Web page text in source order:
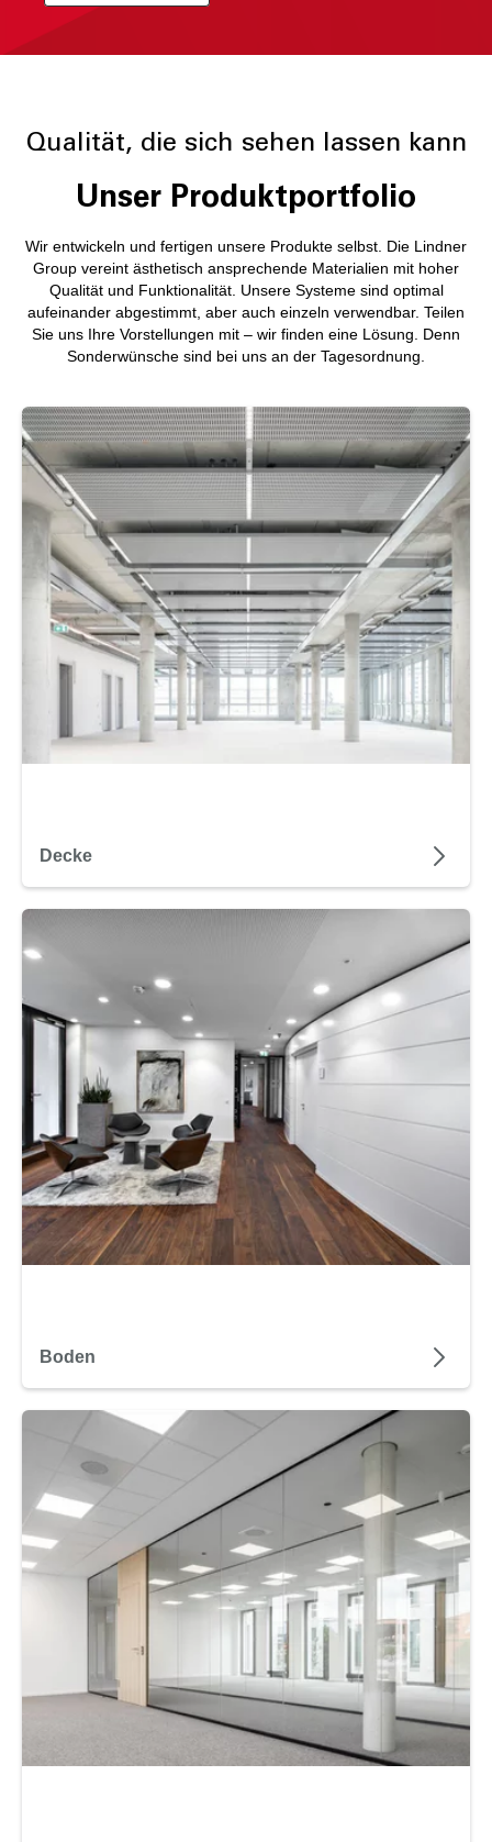
Qualität, die sich sehen lassen kann
Unser Produktportfolio
Wir entwickeln und fertigen unsere Produkte selbst. Die Lindner
Group vereint ästhetisch ansprechende Materialien mit hoher
Qualität und Funktionalität. Unsere Systeme sind optimal
aufeinander abgestimmt, aber auch einzeln verwendbar. Teilen
Sie uns Ihre Vorstellungen mit – wir finden eine Lösung. Denn
Sonderwünsche sind bei uns an der Tagesordnung.
Decke
Boden